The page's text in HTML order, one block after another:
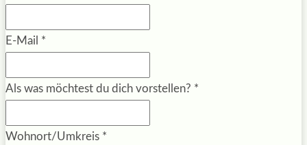
E-Mail *
Als was möchtest du dich vorstellen? *
Wohnort/Umkreis *